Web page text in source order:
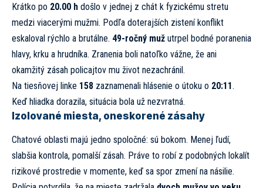
Krátko po 20.00 h došlo v jednej z chát k fyzickému stretu
medzi viacerými mužmi. Podľa doterajších zistení konflikt
eskaloval rýchlo a brutálne. 49-ročný muž utrpel bodné poranenia
hlavy, krku a hrudníka. Zranenia boli natoľko vážne, že ani
okamžitý zásah policajtov mu život nezachránil.
Na tiesňovej linke 158 zaznamenali hlásenie o útoku o 20:11.
Keď hliadka dorazila, situácia bola už nezvratná.
Izolované miesta, oneskorené zásahy
Chatové oblasti majú jedno spoločné: sú bokom. Menej ľudí,
slabšia kontrola, pomalší zásah. Práve to robí z podobných lokalít
rizikové prostredie v momente, keď sa spor zmení na násilie.